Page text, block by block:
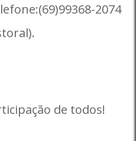
2074
de todos!